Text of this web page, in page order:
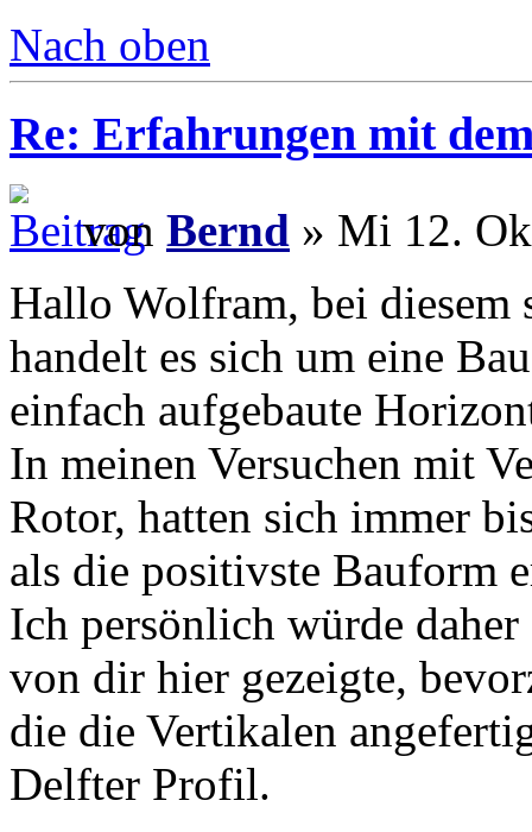
Nach oben
Re: Erfahrungen mit
von Bernd » Mi 12.
Hallo Wolfram, bei diesem
handelt es sich um eine
einfach aufgebaute
In meinen Versuchen mit
Rotor, hatten sich immer
als die positivste Bauform
Ich persönlich würde
von dir hier gezeigte,
die die Vertikalen
Delfter Profil.